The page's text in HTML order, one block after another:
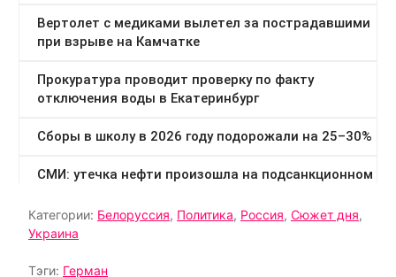
Категории: Белоруссия, Политика, Россия, Сюжет дня,
Украина
Тэги: Герман